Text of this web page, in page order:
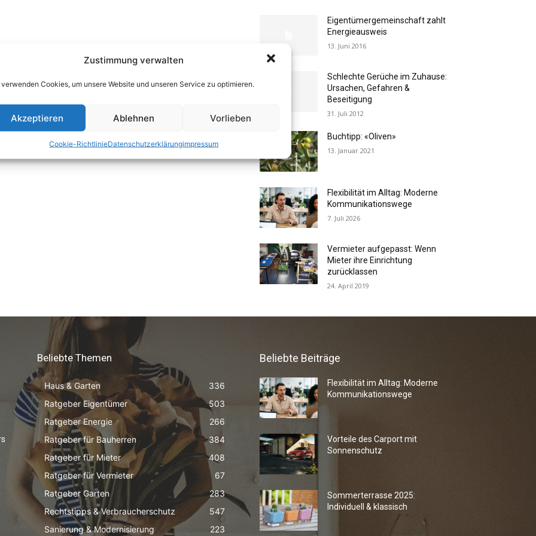
Zustimmung verwalten
verwenden Cookies, um unsere Website und unseren Service zu optimieren.
Akzeptieren Ablehnen Vorlieben
Cookie-RichtlinieDatenschutzerklärungimpressum
Eigentümergemeinschaft zahlt
Energieausweis
13. Juni 2016
Schlechte Gerüche im Zuhause:
Ursachen, Gefahren &
Beseitigung
31. Juli 2012
Buchtipp: «Oliven»
13. Januar 2021
Flexibilität im Alltag: Moderne
Kommunikationswege
7. Juli 2026
Vermieter aufgepasst: Wenn
Mieter ihre Einrichtung
zurücklassen
24. April 2019
Beliebte Themen
Haus & Garten
336
Ratgeber Eigentümer
503
Ratgeber Energie
266
Ratgeber für Bauherren
384
Ratgeber für Mieter
408
Ratgeber für Vermieter
67
Ratgeber Garten
283
Rechtstipps & Verbraucherschutz
547
Sanierung & Modernisierung
223
Beliebte Beiträge
Flexibilität im Alltag: Moderne
Kommunikationswege
Vorteile des Carport mit
Sonnenschutz
Sommerterrasse 2025:
Individuell & klassisch